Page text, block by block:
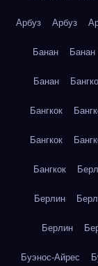
Арбуз Арбуз
Банан Банан
Банан
Бангкок
Бангкок
Бангкок
Берлин
Берлин
Буэнос-Айрес